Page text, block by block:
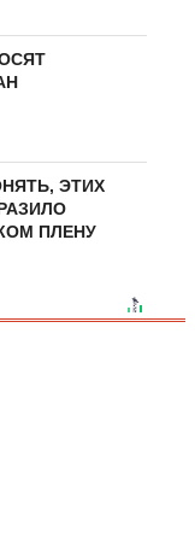
ЭТИХ
ПЛЕНУ